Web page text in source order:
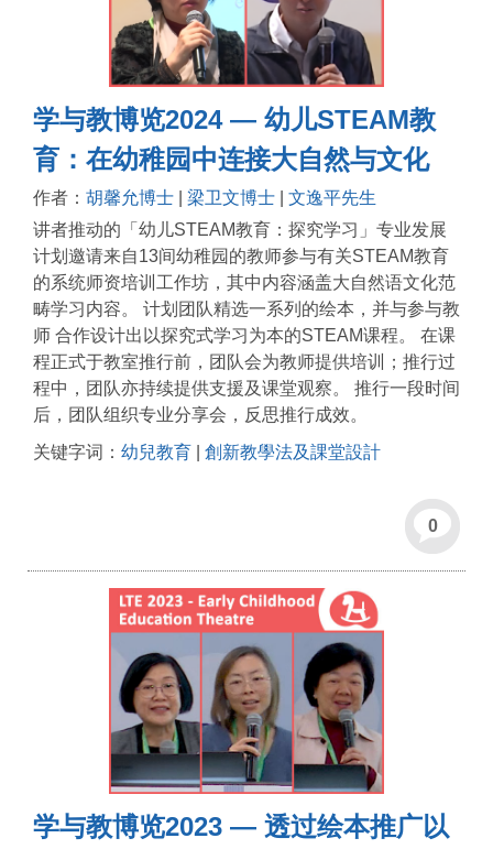
学与教博览2024 — 幼儿STEAM教
育：在幼稚园中连接大自然与文化
作者： 胡馨允博士 梁卫文博士
文逸平先生
讲者推动的「幼儿STEAM教育：探究学习」专业发展
计划邀请来自13间幼稚园的教师参与有关STEAM教育
的系统师资培训工作坊，其中内容涵盖大自然语文化范
畴学习内容。 计划团队精选一系列的绘本，并与参与教
师 合作设计出以探究式学习为本的STEAM课程。 在课
程正式于教室推行前，团队会为教师提供培训；推行过
程中，团队亦持续提供支援及课堂观察。 推行一段时间
后，团队组织专业分享会，反思推行成效。
关键字词： 幼兒教育 創新教學法及課堂設計
0
学与教博览2023 — 透过绘本推广以